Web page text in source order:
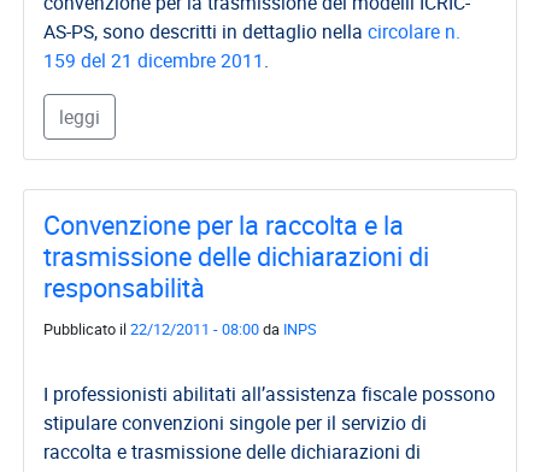
AS-PS, sono descritti in dettaglio nellacircolare n.
159 del 21 dicembre 2011.
leggi
Convenzione per la raccolta e la
trasmissione delle dichiarazioni di
responsabilità
Pubblicato il22/12/2011 - 08:00da INPS
I professionisti abilitati all’assistenza fiscale possono
stipulare convenzioni singole per il servizio di
raccolta e trasmissione delle dichiarazioni di